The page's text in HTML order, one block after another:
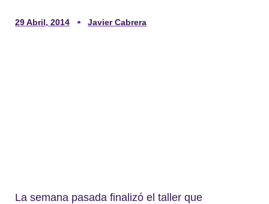
29 Abril, 2014 Javier Cabrera
La semana pasada finalizó el taller que